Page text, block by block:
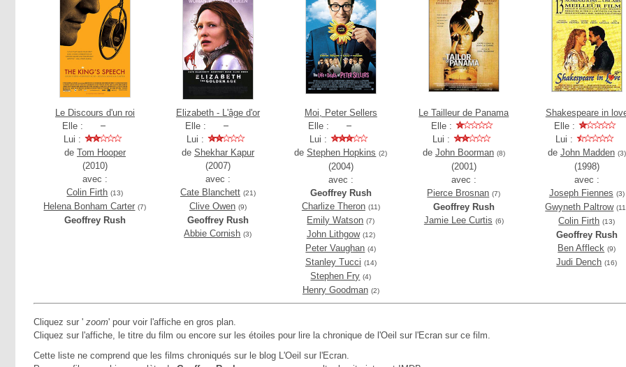
Le Discours d'un roi
Elle :
Lui :
de Tom Hooper
(2010)
avec :
Colin Firth (13)
Helena Bonham Carter (7)
Geoffrey Rush
Elizabeth - L'âge d'or
Elle :
Lui :
de Shekhar Kapur
(2007)
avec :
Cate Blanchett (21)
Clive Owen (9)
Geoffrey Rush
Abbie Cornish (3)
Moi, Peter Sellers
Elle :
Lui :
deStephen Hopkins (2)
(2004)
avec :
Geoffrey Rush
Charlize Theron (11)
Emily Watson (7)
John Lithgow (12)
Peter Vaughan (4)
Stanley Tucci (14)
Stephen Fry (4)
Henry Goodman (2)
Le Tailleur de Panama
Elle :
Lui :
de John Boorman (8)
(2001)
avec :
Pierce Brosnan (7)
Geoffrey Rush
Jamie Lee Curtis (6)
Shakespeare in
Elle :
Lui :
de John Madden (3)
(1998)
avec :
Joseph Fiennes (3)
Gwyneth Paltrow
Colin Firth (13)
Geoffrey Rush
Ben Affleck (9)
Judi Dench (16)
Cliquez sur ' zoom' pour voir l'affiche en gros plan.
Cliquez sur l'affiche, le titre du film ou encore sur les étoiles pour lire la chronique de l'Oeil sur l'Ecran sur ce film.
Cette liste ne comprend que les films chroniqués sur le blog L'Oeil sur l'Ecran.